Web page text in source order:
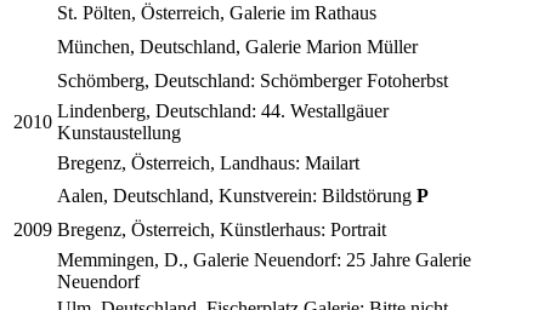
St. Pölten, Österreich, Galerie im Rathaus
München, Deutschland, Galerie Marion Müller
Schömberg, Deutschland: Schömberger Fotoherbst
2010
Lindenberg, Deutschland: 44. Westallgäuer
Kunstaustellung
Bregenz, Österreich, Landhaus: Mailart
Aalen, Deutschland, Kunstverein: Bildstörung P
2009 Bregenz, Österreich, Künstlerhaus: Portrait
Memmingen, D., Galerie Neuendorf: 25 Jahre Galerie
Neuendorf